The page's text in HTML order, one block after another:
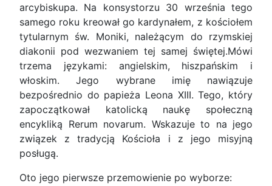
arcybiskupa. Na konsystorzu 30 września tego
samego roku kreował go kardynałem, z kościołem
tytularnym św. Moniki, należącym do rzymskiej
diakonii pod wezwaniem tej samej świętej.Mówi
trzema językami: angielskim, hiszpańskim i
włoskim. Jego wybrane imię nawiązuje
bezpośrednio do papieża Leona XIII. Tego, który
zapoczątkował katolicką naukę społeczną
encykliką Rerum novarum. Wskazuje to na jego
związek z tradycją Kościoła i z jego misyjną
posługą.
Oto jego pierwsze przemowienie po wyborze: